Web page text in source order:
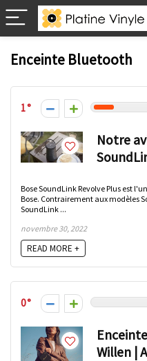
Enceinte Bluetooth
1
Notre
Bose SoundLink Revolve Plus est
Bose. Contrairement aux modèles
SoundLink ...
novembre 30, 2022
READ MORE +
0
Willen |